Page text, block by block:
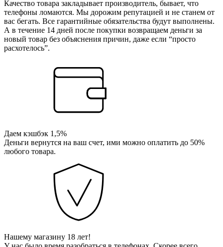
Качество товара закладывает производитель, бывает, что
телефоны ломаются. Мы дорожим репутацией и не станем от
вас бегать. Все гарантийные обязательства будут выполнены.
А в течение 14 дней после покупки возвращаем деньги за
новый товар без объяснения причин, даже если “просто
расхотелось”.
Даем кэшбэк 1,5%
Деньги вернутся на ваш счет, ими можно оплатить до 50%
любого товара.
Нашему магазину 18 лет!